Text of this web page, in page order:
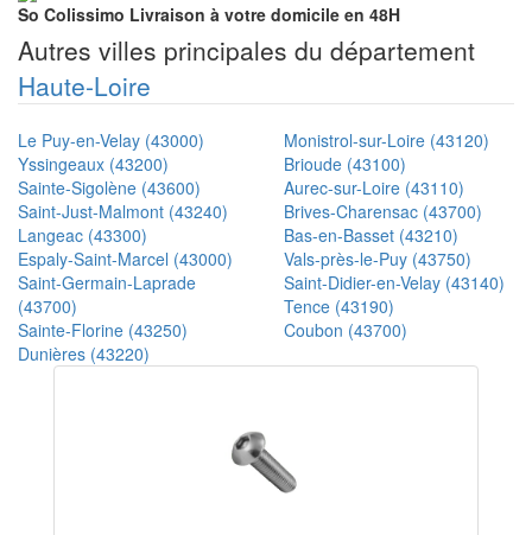
So Colissimo Livraison à votre domicile en 48H
Autres villes principales du département
Haute-Loire
Le Puy-en-Velay (43000)
Monistrol-sur-Loire (43120)
Yssingeaux (43200)
Brioude (43100)
Sainte-Sigolène (43600)
Aurec-sur-Loire (43110)
Saint-Just-Malmont (43240)
Brives-Charensac (43700)
Langeac (43300)
Bas-en-Basset (43210)
Espaly-Saint-Marcel (43000)
Vals-près-le-Puy (43750)
Saint-Germain-Laprade
(43700)
Saint-Didier-en-Velay (43140)
Tence (43190)
Sainte-Florine (43250)
Coubon (43700)
Dunières (43220)